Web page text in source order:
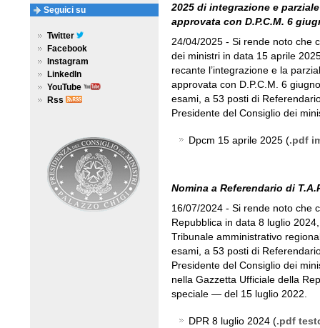
2025 di integrazione e
approvata con D.P.C.M. 6
24/04/2025 - Si rende noto che
dei ministri in data 15 aprile
recante l’integrazione e la
approvata con D.P.C.M. 6
esami, a 53 posti di
Presidente del Consiglio dei
Dpcm 15 aprile 2025 (.pdf
Nomina a Referendario di
16/07/2024 - Si rende noto che
Repubblica in data 8 luglio
Tribunale amministrativo
esami, a 53 posti di
Presidente del Consiglio dei
nella Gazzetta Ufficiale della
speciale — del 15 luglio 2022.
DPR 8 luglio 2024 (.pdf
Seguici su
Twitter
Facebook
Instagram
LinkedIn
YouTube
Rss